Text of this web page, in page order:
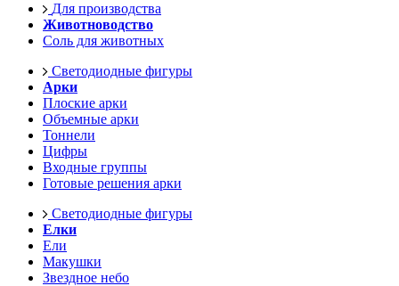
Для производства
Животноводство
Соль для животных
Светодиодные фигуры
Арки
Плоские арки
Объемные арки
Тоннели
Цифры
Входные группы
Готовые решения арки
Светодиодные фигуры
Елки
Ели
Макушки
Звездное небо